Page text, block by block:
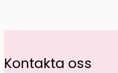
Kontakta oss